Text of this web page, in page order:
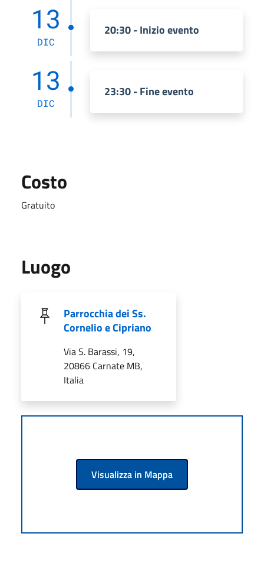
13
DIC
20:30 - Inizio evento
13
DIC
23:30 - Fine evento
Costo
Gratuito
Luogo
Parrocchia dei Ss.
Cornelio e Cipriano
Via S. Barassi, 19,
20866 Carnate MB,
Italia
Visualizza in Mappa